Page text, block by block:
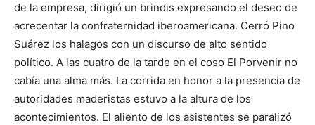
de la empresa, dirigió un brindis expresando el deseo de
acrecentar la confraternidad iberoamericana. Cerró Pino
Suárez los halagos con un discurso de alto sentido
político. A las cuatro de la tarde en el coso El Porvenir no
cabía una alma más. La corrida en honor a la presencia de
autoridades maderistas estuvo a la altura de los
acontecimientos. El aliento de los asistentes se paralizó